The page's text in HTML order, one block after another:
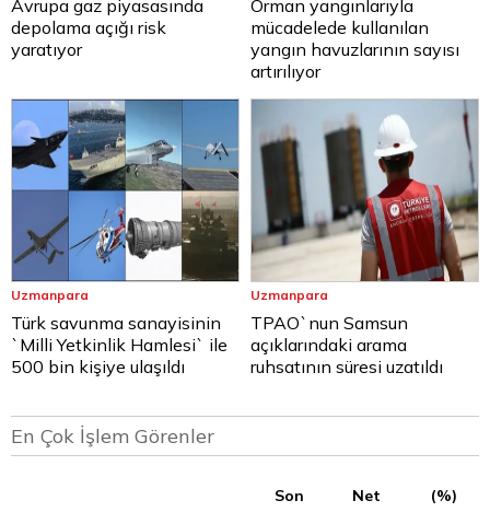
Avrupa gaz piyasasında
depolama açığı risk
yaratıyor
Orman yangınlarıyla
mücadelede kullanılan
yangın havuzlarının sayısı
artırılıyor
Uzmanpara
Türk savunma sanayisinin
`Milli Yetkinlik Hamlesi` ile
500 bin kişiye ulaşıldı
Uzmanpara
TPAO`nun Samsun
açıklarındaki arama
ruhsatının süresi uzatıldı
En Çok İşlem Görenler
Son Net
(%)